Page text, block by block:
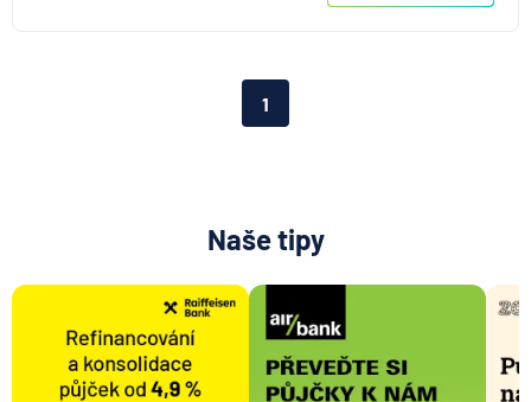
Hasičská vzájemná pojišťovna
HDI Versicherung AG
HSBC Bank plc - pobočka Praha
ING Bank N. V.
J&T BANKA
1
Naše tipy